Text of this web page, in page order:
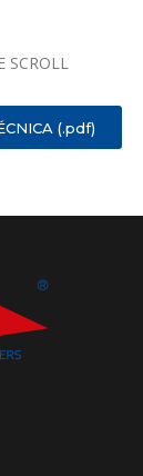
SCROLL
(.pdf)